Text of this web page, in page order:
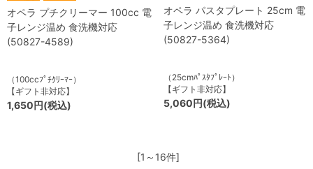
オペラ プチクリーマー 100cc 電
子レンジ温め 食洗機対応
(50827-4589)
（100ccﾌﾟﾁｸﾘｰﾏｰ）
【ギフト非対応】
1,650円(税込)
オペラ パスタプレート 25cm 電
子レンジ温め 食洗機対応
(50827-5364)
（25cmﾊﾟｽﾀﾌﾟﾚｰﾄ）
【ギフト非対応】
5,060円(税込)
[1～16件]